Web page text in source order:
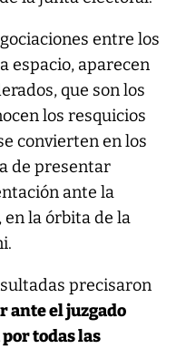
entre los
espacio, aparecen
que son los
los resquicios
convierten en los
de presentar
ante la
la órbita de la
precisaron
ante el juzgado
todas las